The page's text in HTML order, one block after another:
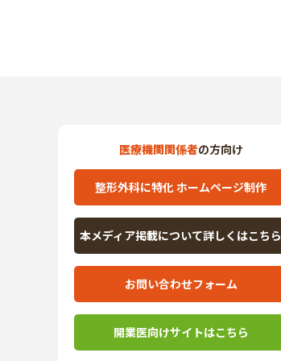
医療機関関係者の方向け
整形外科に特化 ホームページ制作
本メディア掲載について詳しくはこちら
お問い合わせフォーム
開業医向けサイトはこちら